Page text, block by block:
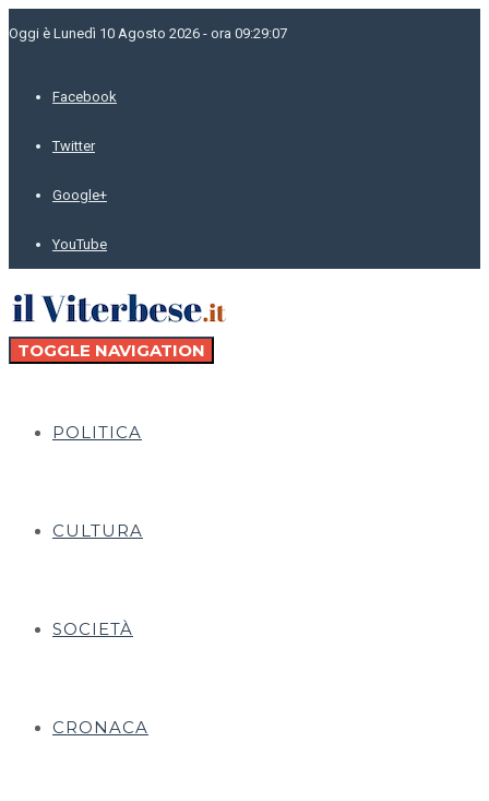
Oggi è Lunedì 10 Agosto 2026 - ora 09:29:07
Facebook
Twitter
Google+
YouTube
TOGGLE NAVIGATION
POLITICA
CULTURA
SOCIETÀ
CRONACA